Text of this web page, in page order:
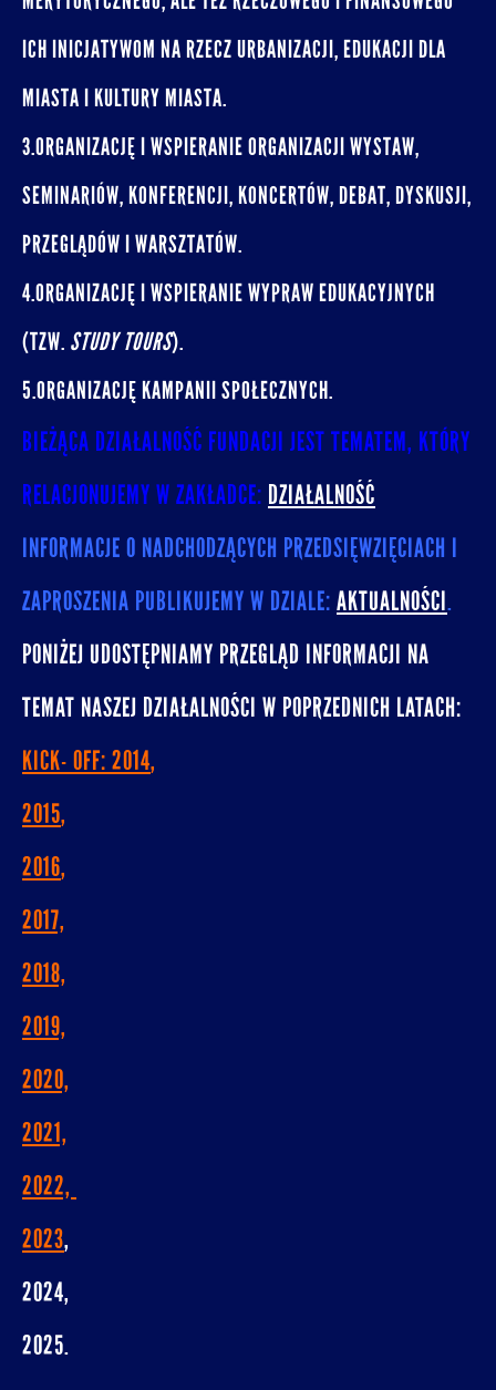
ICH INICJATYWOM NA RZECZ URBANIZACJI, EDUKACJI DLA
MIASTA I KULTURY MIASTA.
3.ORGANIZACJĘ I WSPIERANIE ORGANIZACJI WYSTAW,
SEMINARIÓW, KONFERENCJI, KONCERTÓW, DEBAT, DYSKUSJI,
PRZEGLĄDÓW I WARSZTATÓW.
4.ORGANIZACJĘ I WSPIERANIE WYPRAW EDUKACYJNYCH
(TZW. STUDY TOURS).
5.ORGANIZACJĘ KAMPANII SPOŁECZNYCH.
BIEŻĄCA DZIAŁALNOŚĆ FUNDACJI JEST TEMATEM, KTÓRY
RELACJONUJEMY W ZAKŁADCE: DZIAŁALNOŚĆ
INFORMACJE O NADCHODZĄCYCH PRZEDSIĘWZIĘCIACH I
ZAPROSZENIA PUBLIKUJEMY W DZIALE: AKTUALNOŚCI.
PONIŻEJ UDOSTĘPNIAMY PRZEGLĄD INFORMACJI NA
TEMAT NASZEJ DZIAŁALNOŚCI W POPRZEDNICH LATACH:
KICK- OFF: 2014,
2015,
2016,
2017,
2018,
2019,
2020,
2021,
2022,
2023,
2024,
2025.